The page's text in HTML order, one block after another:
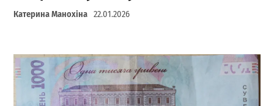
Катерина Манохіна 22.01.2026